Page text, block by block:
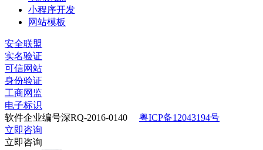
小程序开发
网站模板
安全联盟
实名验证
可信网站
身份验证
工商网监
电子标识
软件企业编号深RQ-2016-0140
粤ICP备12043194号
立即咨询
立即咨询